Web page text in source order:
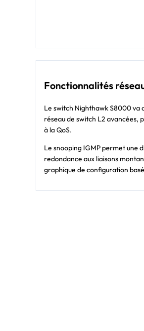
Fonctionnalités
Le switch Nighthawk S8000 va
réseau de switch L2
à la QoS.
Le snooping IGMP permet une
redondance aux liaisons
graphique de configuration